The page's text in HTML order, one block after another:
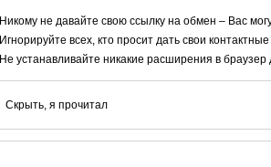
Никому не давайте свою ссылку на обмен – Вас
Игнорируйте всех, кто просит дать свои
Не устанавливайте никакие расширения в
Скрыть, я прочитал